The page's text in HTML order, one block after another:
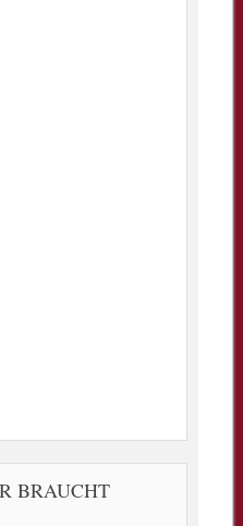
BRAUCHT